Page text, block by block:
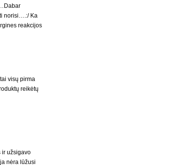
norisi….:/ Ka
reakcijos
visų pirma
reikėtų
ir užsigavo
nėra lūžusi